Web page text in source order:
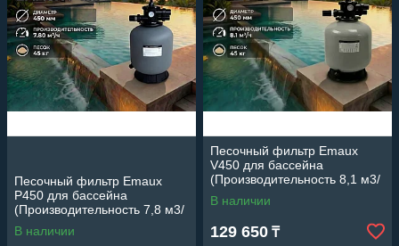
Песочный фильтр Emaux
P450 для бассейна
(Производительность 7,8 м3/
ч, полипропиленовый,
диаметр 450 мм)
В наличии
Песочный фильтр Emaux
V450 для бассейна
(Производительность 8,1 м3/
ч, стекловолокно, диаметр
450 мм)
В наличии
129 650 ₸